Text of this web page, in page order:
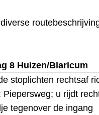
8 Huizen/Blaricum
stoplichten rechtsaf
u rijdt
tegenover de ingang